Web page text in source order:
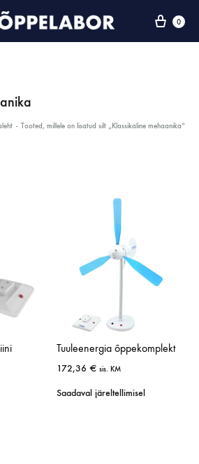
0
- Tooted, millele on lisatud silt „Klassikaline mehaanika“
Tuuleenergia õppekomplekt
172,36 € sis. KM
Saadaval järeltellimisel